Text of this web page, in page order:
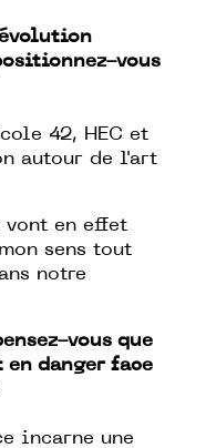
vous
42, HEC et
autour de l'art
vont en effet
sens tout
notre
vous que
danger face
incarne une